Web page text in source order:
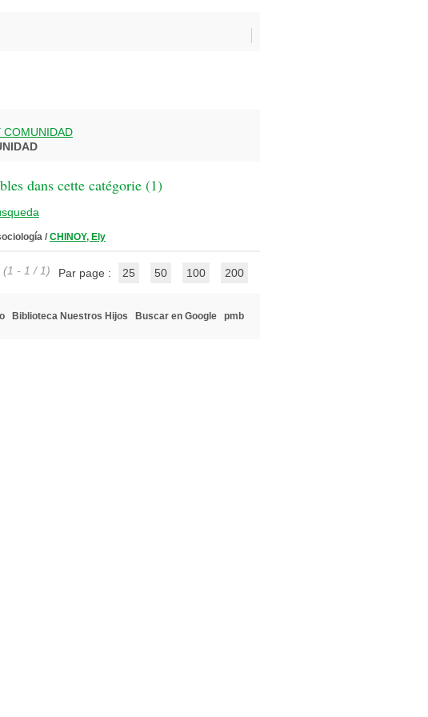
COMUNIDAD
dans cette catégorie (1)
/ CHINOY, Ely
(1 - 1 / 1) Par page : 25 50 100 200
Biblioteca Nuestros Hijos Buscar en Google pmb